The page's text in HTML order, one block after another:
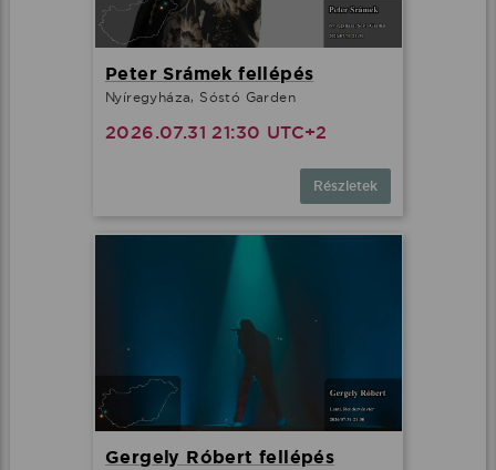
Peter Srámek fellépés
Nyíregyháza, Sóstó Garden
2026.07.31 21:30 UTC+2
Részletek
Gergely Róbert fellépés